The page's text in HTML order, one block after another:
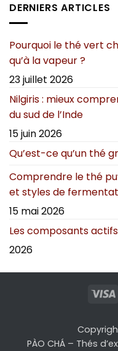
DERNIERS ARTICLES
Pourquoi le thé vert
qu’à la vapeur ?
23 juillet 2026
Nilgiris : mieux
du sud de l’Inde
15 juin 2026
Qu’est-ce qu’un thé
Comprendre le thé
et styles de
15 mai 2026
Les composants
2026
PÀO CHÁ – Thés